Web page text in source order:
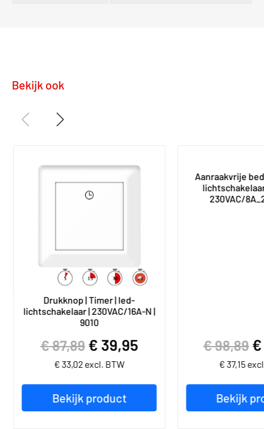
Bekijk ook
Drukknop | Timer | led-
lichtschakelaar | 230VAC/16A-N |
9010
€87,89€ 39,95
€ 33,02excl. BTW
Bekijk product
Aanraakvrije
230VAC/
€98,89€
€ 37,15
Bekijk